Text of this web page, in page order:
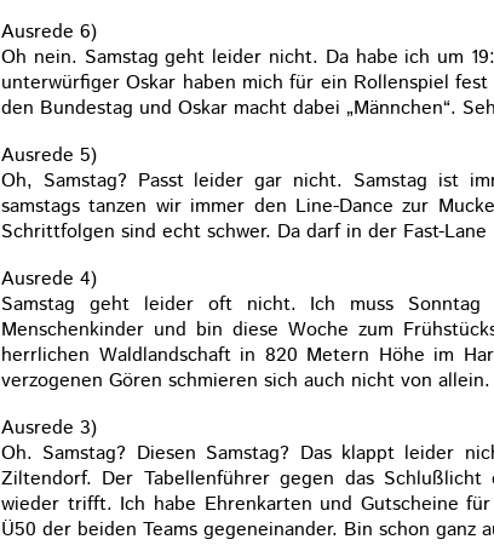
Ausrede 6)
Oh nein. Samstag geht leider nicht. Da habe ich um
unterwürfiger Oskar haben mich für ein Rollenspiel
den Bundestag und Oskar macht dabei „Männchen“.
Ausrede 5)
Oh, Samstag? Passt leider gar nicht. Samstag ist
samstags tanzen wir immer den Line-Dance zur
Schrittfolgen sind echt schwer. Da darf in der Fast-
Ausrede 4)
Samstag geht leider oft nicht. Ich muss
Menschenkinder und bin diese Woche zum
herrlichen Waldlandschaft in 820 Metern Höhe im
verzogenen Gören schmieren sich auch nicht von
Ausrede 3)
Oh. Samstag? Diesen Samstag? Das klappt leider
Ziltendorf. Der Tabellenführer gegen das
wieder trifft. Ich habe Ehrenkarten und Gutscheine
Ü50 der beiden Teams gegeneinander. Bin schon ganz